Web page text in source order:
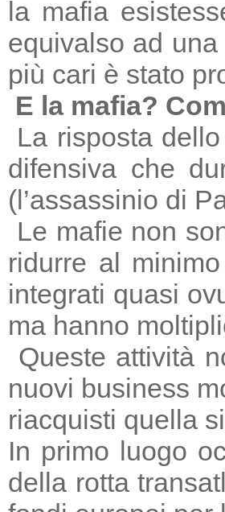
la mafia
equivalso ad
più cari è stato
E la mafia?
La risposta
difensiva che
(l’assassinio di
Le mafie non
ridurre al
integrati quasi
ma hanno
Queste attività
nuovi business
riacquisti quella
In primo luogo
della rotta